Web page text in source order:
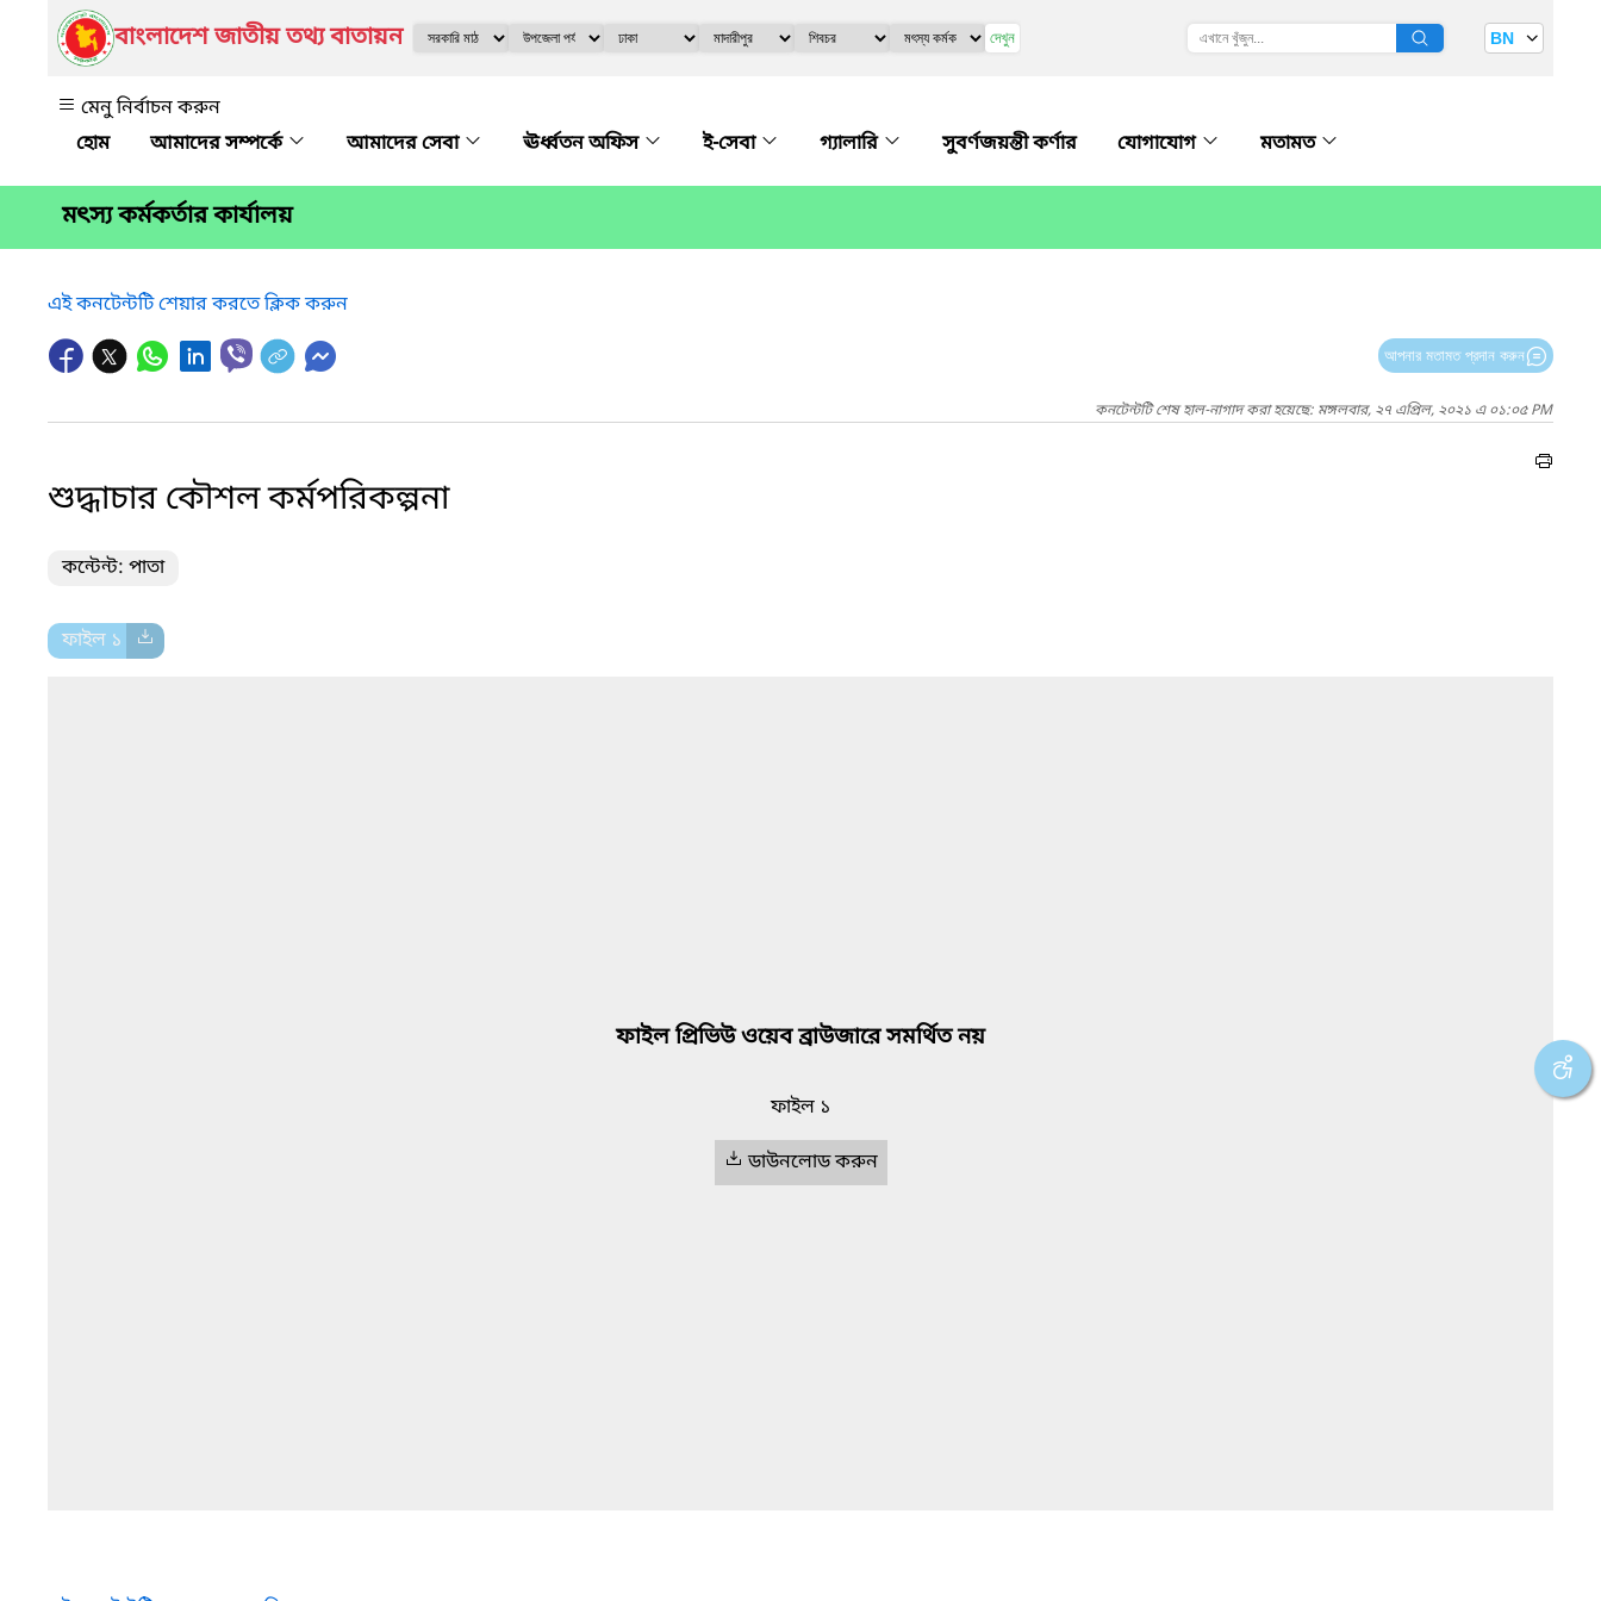
বাংলাদেশ জাতীয় তথ্য বাতায়ন দেখুন BN
মেনু নির্বাচন করুন
আমাদের সম্পর্কে
আমাদের সেবা ঊর্ধ্বতন অফিস ই-সেবা গ্যালারি সুবর্ণজয়ন্তী কর্ণার যোগাযোগ মতামত
মৎস্য কর্মকর্তার কার্যালয়
এই কনটেন্টটি শেয়ার করতে ক্লিক করুন
আপনার মতামত প্রদান করুন
কনটেন্টটি শেষ হাল-নাগাদ করা হয়েছে: মঙ্গলবার, ২৭ এপ্রিল, ২০২১ এ ০১:০৫ PM
শুদ্ধাচার কৌশল কর্মপরিকল্পনা
কন্টেন্ট: পাতা
ফাইল ১
ফাইল প্রিভিউ ওয়েব ব্রাউজারে সমর্থিত নয়
ফাইল ১
ডাউনলোড করুন